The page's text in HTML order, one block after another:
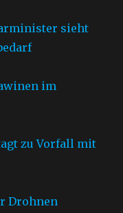
sieht
im
zu Vorfall mit
Drohnen